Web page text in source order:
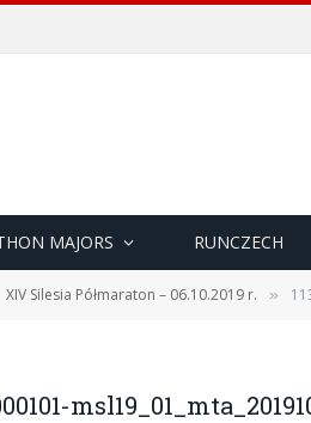
MAJORS RUNCZECH
XIV Silesia Półmaraton – 06.10.2019 r. »